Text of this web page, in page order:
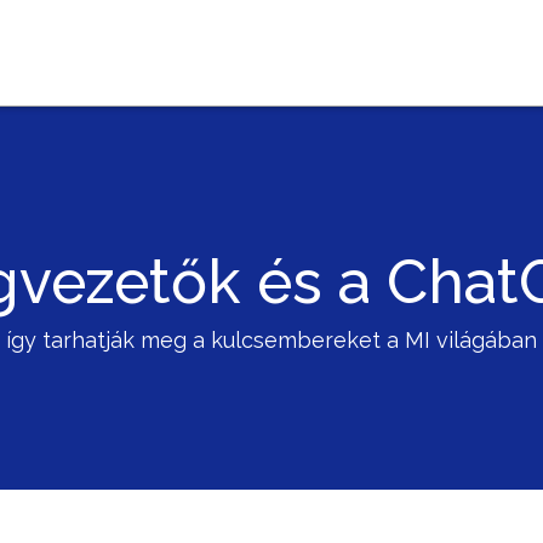
és a
így tarhatják meg a kulcsembereket a MI világában